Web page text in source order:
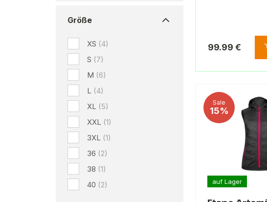
Größe
XS (4)
S (7)
M (6)
L (4)
XL (5)
XXL (1)
3XL (1)
36 (2)
38 (1)
40 (2)
99.99 €
Sale
15%
auf Lager